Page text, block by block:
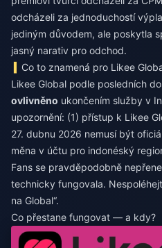
odcházeli za jednoduchostí
jediným důvodem, ale poskytla
jasný narativ pro odchod.
Co to znamená pro Likee
Likee Global podle posledních
ovlivněno ukončením služby v
upozornění: (1) přístup k Likee
27. dubnu 2026 nemusí být
měna v účtu pro indonéský
Fans se pravděpodobně
technicky fungovala.
na Global“.
Co přestane fungovat — a kdy?